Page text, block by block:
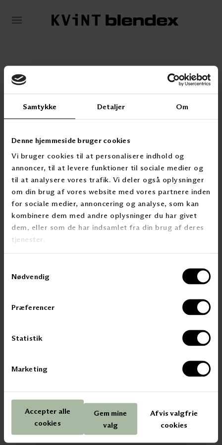
Samtykke Detaljer Om
Denne hjemmeside bruger cookies
Vi bruger cookies til at personalisere indhold og
annoncer, til at levere funktioner til sociale medier og
til at analysere vores trafik. Vi deler også oplysninger
om din brug af vores website med vores partnere inden
for sociale medier, annoncering og analyse, som kan
kombinere dem med andre oplysninger du har givet
dem, eller som de har indsamlet fra din brug af deres
tjenester.
Nødvendig
Præferencer
Statistik
Marketing
Accepter alle
cookies
Gem mine
valg
Afvis valgfrie
cookies
T: 2300 5150
post@kvintblendex.no
PRODUKTER & CASER
Innvendig solskjerming
Utvendig solskjerming
Tekstilgardiner
Akustikk
Caser
OM KVINTBLENDEX
Besøk vårt showroom
Bærekraft
Ledige stillinger
Facebook
Pinterest